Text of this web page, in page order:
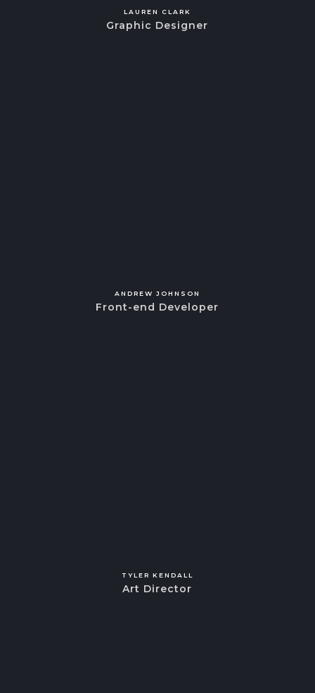
LAUREN CLARK
Graphic Designer
ANDREW JOHNSON
Front-end Developer
TYLER KENDALL
Art Director